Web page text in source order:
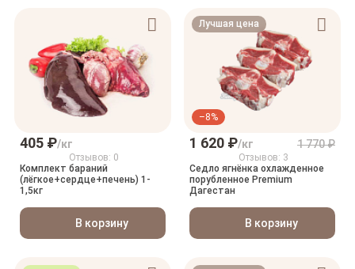
405 ₽/кг
Отзывов: 0
Комплект бараний
(лёгкое+сердце+печень) 1-
1,5кг
В корзину
Лучшая цена
–8%
1 620 ₽/кг 1 770 ₽
Отзывов: 3
Седло ягнёнка охлажденное
порубленное Premium
Дагестан
В корзину